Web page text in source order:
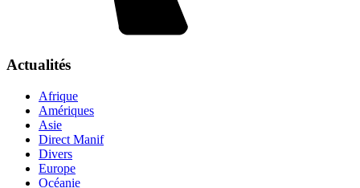
Actualités
Afrique
Amériques
Asie
Direct Manif
Divers
Europe
Océanie